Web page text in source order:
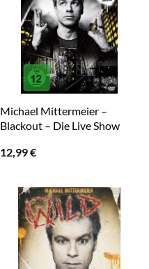
Michael Mittermeier –
Blackout – Die Live Show
12,99€